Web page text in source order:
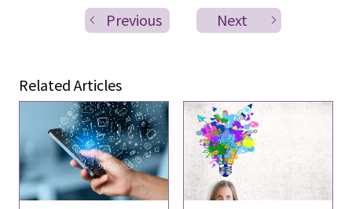
Previous Next
Related Articles